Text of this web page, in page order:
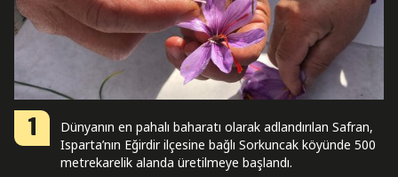
1
Dünyanın en pahalı baharatı olarak adlandırılan Safran,
Isparta’nın Eğirdir ilçesine bağlı Sorkuncak köyünde 500
metrekarelik alanda üretilmeye başlandı.